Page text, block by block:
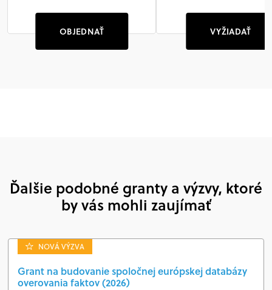
OBJEDNAŤ VYŽIADAŤ
Ďalšie podobné granty a výzvy, ktoré
by vás mohli zaujímať
NOVÁ VÝZVA
Grant na budovanie spoločnej európskej databázy
overovania faktov (2026)